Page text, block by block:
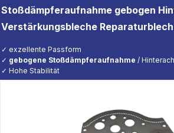
Stoßdämpferaufnahme gebogen
Verstärkungsbleche Reparaturblech
✓ exzellente Passform
✓ gebogene Stoßdämpferaufnahme /
✓ Hohe Stabilität